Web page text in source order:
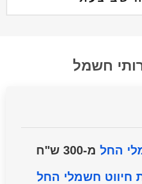
חשמל
החל מ-300 ש"ח
חיווט חשמלי החל